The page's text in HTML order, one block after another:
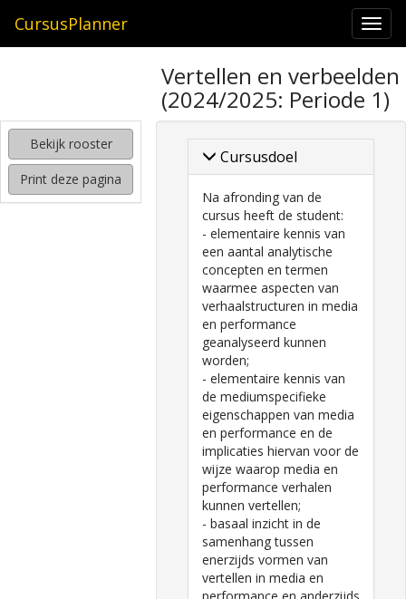
CursusPlanner
kijken
hoe
mijn
rooster
Vertellen en verbeelden
(2024/2025: Periode 1)
Bekijk rooster
Print deze pagina
Cursusdoel
Na afronding van de
cursus heeft de student:
- elementaire kennis van
een aantal analytische
concepten en termen
waarmee aspecten van
verhaalstructuren in media
en performance
geanalyseerd kunnen
worden;
- elementaire kennis van
de mediumspecifieke
eigenschappen van media
en performance en de
implicaties hiervan voor de
wijze waarop media en
performance verhalen
kunnen vertellen;
- basaal inzicht in de
samenhang tussen
enerzijds vormen van
vertellen in media en